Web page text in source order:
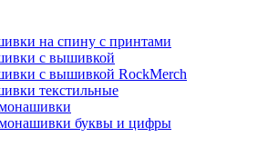
на спину с принтами
с вышивкой
с вышивкой RockMerch
текстильные
буквы и цифры